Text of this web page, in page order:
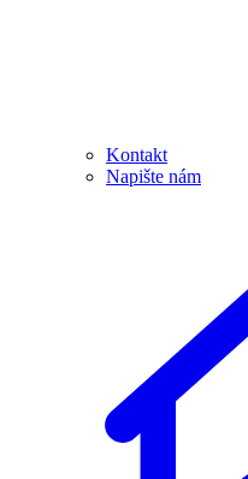
Kontakt
Napište nám